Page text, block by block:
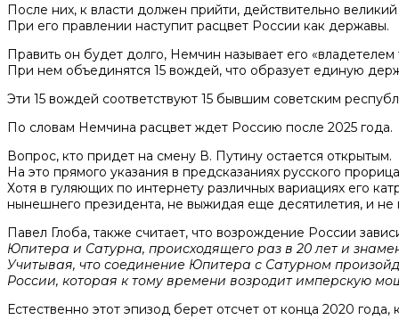
После них, к власти должен прийти, действительно
При его правлении наступит расцвет России как державы.
Править он будет долго, Немчин называет его
При нем объединятся 15 вождей, что образует единую
Эти 15 вождей соответствуют 15 бывшим советским
По словам Немчина расцвет ждет Россию после 2025 года.
Вопрос, кто придет на смену В. Путину остается открытым.
На это прямого указания в предсказаниях русского
Хотя в гуляющих по интернету различных вариациях его
нынешнего президента, не выжидая еще десятилетия, и не
Павел Глоба, также считает, что возрождение России
Юпитера и Сатурна, происходящего раз в 20 лет и
Учитывая, что соединение Юпитера с Сатурном
России, которая к тому времени возродит имперскую
Естественно этот эпизод берет отсчет от конца 2020